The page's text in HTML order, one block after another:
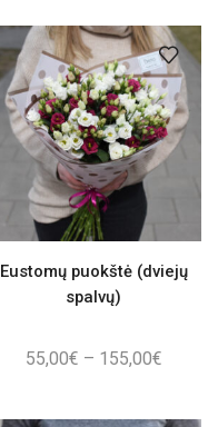
through
Eustomų puokštė (dviejų
spalvų)
55,00€ – 155,00€Price